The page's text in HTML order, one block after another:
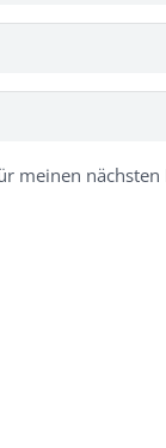
meinen